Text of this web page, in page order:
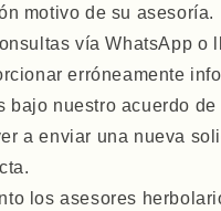
motivo de su asesoría.
vía WhatsApp o
erróneamente
bajo nuestro acuerdo
a enviar una nueva
los asesores